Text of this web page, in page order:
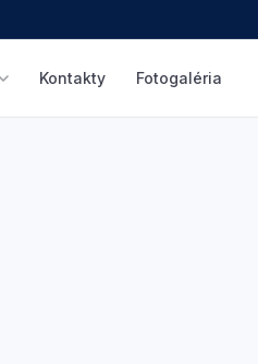
Kontakty Fotogaléria